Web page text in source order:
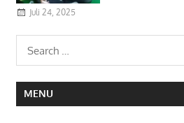
Juli 24, 2025
MENU